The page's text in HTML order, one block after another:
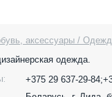
аксессуары /
одежда.
+375 29 637-29-